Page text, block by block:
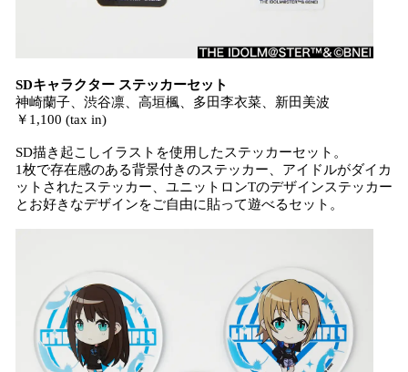
SDキャラクター ステッカーセット
神崎蘭子、渋谷凛、高垣楓、多田李衣菜、新田美波
￥1,100 (tax in)
SD描き起こしイラストを使用したステッカーセット。
1枚で存在感のある背景付きのステッカー、アイドルがダイカ
ットされたステッカー、ユニットロンTのデザインステッカー
とお好きなデザインをご自由に貼って遊べるセット。